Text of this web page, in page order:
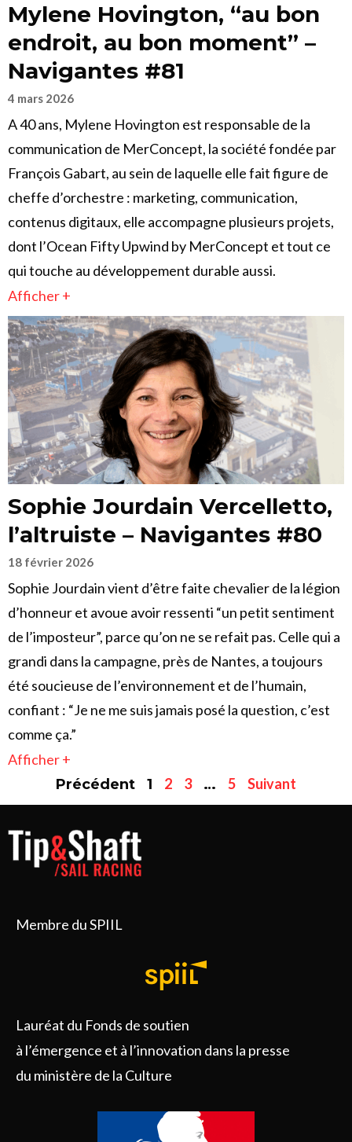
Mylene Hovington, “au bon
endroit, au bon moment” –
Navigantes #81
4 mars 2026
A 40 ans, Mylene Hovington est responsable de la
communication de MerConcept, la société fondée par
François Gabart, au sein de laquelle elle fait figure de
cheffe d’orchestre : marketing, communication,
contenus digitaux, elle accompagne plusieurs projets,
dont l’Ocean Fifty Upwind by MerConcept et tout ce
qui touche au développement durable aussi.
Afficher +
Sophie Jourdain Vercelletto,
l’altruiste – Navigantes #80
18 février 2026
Sophie Jourdain vient d’être faite chevalier de la légion
d’honneur et avoue avoir ressenti “un petit sentiment
de l’imposteur”, parce qu’on ne se refait pas. Celle qui a
grandi dans la campagne, près de Nantes, a toujours
été soucieuse de l’environnement et de l’humain,
confiant : “Je ne me suis jamais posé la question, c’est
comme ça.”
Afficher +
Précédent
1 2 3 … 5 Suivant
Membre du SPIIL
Lauréat du Fonds de soutien
à l’émergence et à l’innovation dans la presse
du ministère de la Culture